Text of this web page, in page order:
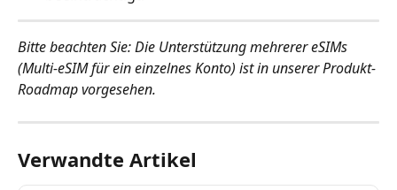
Bitte beachten Sie: Die Unterstützung mehrerer eSIMs
(Multi-eSIM für ein einzelnes Konto) ist in unserer Produkt-
Roadmap vorgesehen.
Verwandte Artikel